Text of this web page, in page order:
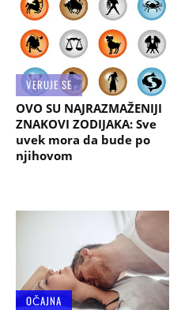
VERUJE SE
OVO SU NAJRAZMAŽENIJI
ZNAKOVI ZODIJAKA: Sve
uvek mora da bude po
njihovom
OČAJNA